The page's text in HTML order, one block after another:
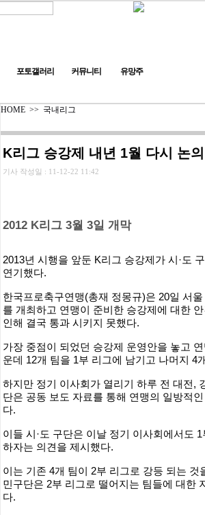
포토갤러리 커뮤니티 유망주
HOME >> 국내리그
K리그 승강제 내년 1월 다시 논의
기사 작성일 : 11-12-22 11:42
2012 K리그 3월 3일 개막
2013년 시행을 앞둔 K리그 승강제가 시·도
연기했다.
한국프로축구연맹(총재 정몽규)은 20일 서
를 개최하고 연맹이 준비한 승강제에 대한
인해 결국 통과 시키지 못했다.
가장 중점이 되었던 승강제 운영안을 놓고
운데 12개 팀을 1부 리그에 남기고 나머지 4
하지만 정기 이사회가 열리기 하루 전 대전,
단은 공동 보도 자료를 통해 연맹의 일방적
다.
이들 시·도 구단은 이날 정기 이사회에서도
하자는 의견을 제시했다.
이는 기존 4개 팀이 2부 리그로 강등 되는 것
민구단은 2부 리그로 떨어지는 팀들에 대한
다.